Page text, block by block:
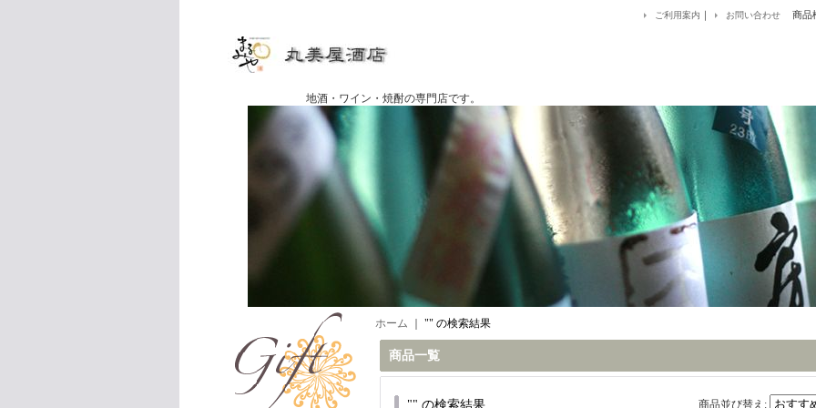
地酒・ワイン・焼酎の専門店です。
ご利用案内 ｜ お問い合わせ 商品
ホーム "" の検索結果
商品一覧
"" の検索結果 商品並び替え :